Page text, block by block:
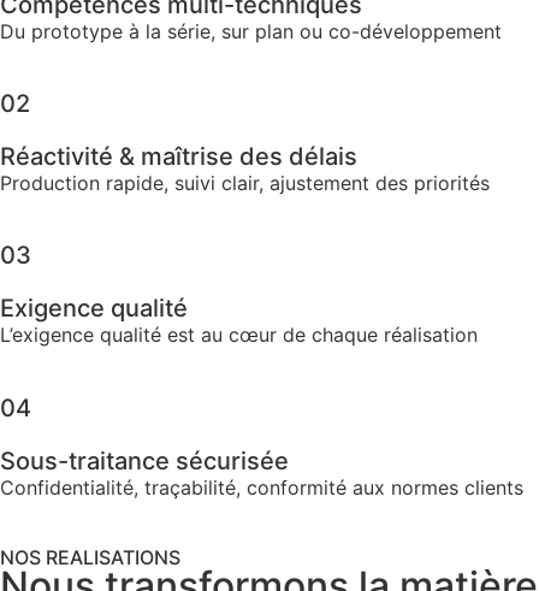
Du prototype à la série, sur plan ou co-développement
02
Réactivité & maîtrise des délais
Production rapide, suivi clair, ajustement des priorités
03
Exigence qualité​
L’exigence qualité est au cœur de chaque réalisation
04
Sous-traitance sécurisée​
Confidentialité, traçabilité, conformité aux normes clients
NOS REALISATIONS